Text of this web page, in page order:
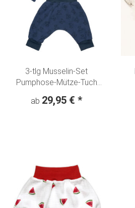
3-tlg Musselin-Set
Pumphose-Mütze-Tuch
Elefanten" jeansblau
ab 29,95 € *